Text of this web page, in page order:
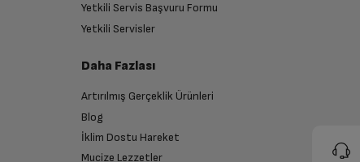
Yetkili Servis Başvuru Formu
Yetkili Servisler
Daha Fazlası
Artırılmış Gerçeklik Ürünleri
Blog
İklim Dostu Hareket
Mucize Lezzetler